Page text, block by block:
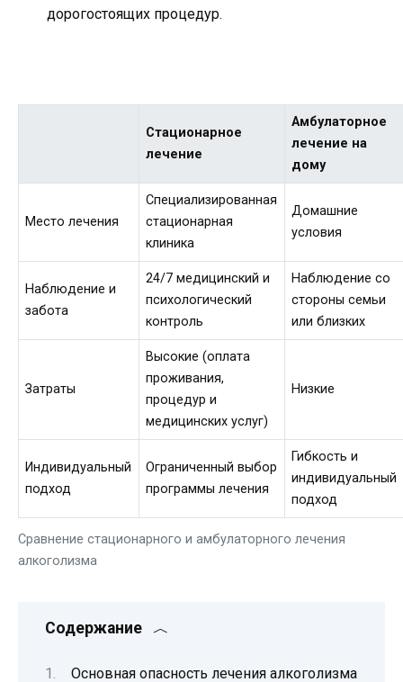
дорогостоящих процедур.
Сравнение стационарного и амбулаторного лечения
алкоголизма
Стационарное
лечение
Амбулаторное
лечение на
дому
Место лечения
Специализированная
стационарная
клиника
Домашние
условия
Наблюдение и
забота
24/7 медицинский и
психологический
контроль
Наблюдение со
стороны семьи
или близких
Затраты
Высокие (оплата
проживания,
процедур и
медицинских услуг)
Низкие
Индивидуальный
подход
Ограниченный выбор
программы лечения
Гибкость и
индивидуальный
подход
Содержание
Основная опасность лечения алкоголизма